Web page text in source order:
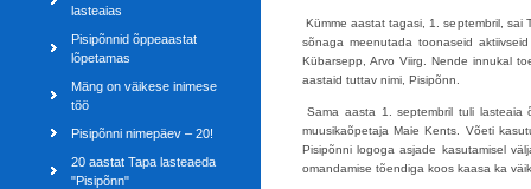
lasteaias
Pisipõnnid õppeaastat
lõpetamas
Mäng on väikese inimese
töö
Pisipõnni nimepäev – 20!
20 aastat Tapa lasteaeda
"Pisipõnn"
Kümme aastat tagasi, 1. septembril, sai
sõnaga meenutada toonaseid
Kübarsepp, Arvo Viirg. Nende innukal
aastaid tuttav nimi, Pisipõnn.
Sama aasta 1. septembril tuli lasteaia
muusikaõpetaja Maie Kents. Võeti
Pisipõnni logoga asjade kasutamisel
omandamise tõendiga koos kaasa ka